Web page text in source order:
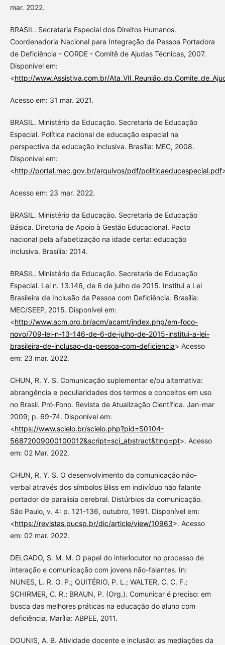
mar. 2022.
BRASIL. Secretaria Especial dos Direitos Humanos.
Coordenadoria Nacional para Integração da Pessoa Portadora
de Deficiência - CORDE - Comitê de Ajudas Técnicas, 2007.
Disponível em:
<http://www.Assistiva.com.br/
Acesso em: 31 mar. 2021.
BRASIL. Ministério da Educação. Secretaria de Educação
Especial. Política nacional de educação especial na
perspectiva da educação inclusiva. Brasília: MEC, 2008.
Disponível em:
<http://portal.mec.gov.br/arquivos/pdf/politicaeducespecial.pdf
Acesso em: 23 mar. 2022.
BRASIL. Ministério da Educação. Secretaria de Educação
Básica. Diretoria de Apoio à Gestão Educacional. Pacto
nacional pela alfabetização na idade certa: educação
inclusiva. Brasília: 2014.
BRASIL. Ministério da Educação. Secretaria de Educação
Especial. Lei n. 13.146, de 6 de julho de 2015. Institui a Lei
Brasileira de Inclusão da Pessoa com Deficiência. Brasília:
MEC/SEEP, 2015. Disponível em:
<http://www.acm.org.br/acm/acamt/index.php/em-foco-
novo/709-lei-n-13-146-de-6-de-julho-de-2015-institui-a-lei-
brasileira-de-inclusao-da-pessoa-com-deficiencia> Acesso
em: 23 mar. 2022.
CHUN, R. Y. S. Comunicação suplementar e/ou alternativa:
abrangência e peculiaridades dos termos e conceitos em uso
no Brasil. Pró-Fono. Revista de Atualização Científica. Jan-mar
2009; p. 69-74. Disponível em:
<https://www.scielo.br/scielo.php?pid=S0104-
56872009000100012&script=sci_abstract&tlng=pt>. Acesso
em: 02 Mar. 2022.
CHUN, R. Y. S. O desenvolvimento da comunicação não-
verbal através dos símbolos Bliss em indivíduo não falante
portador de paralisia cerebral. Distúrbios da comunicação.
São Paulo, v. 4: p. 121-136, outubro, 1991. Disponível em:
<https://revistas.pucsp.br/dic/article/view/10963>. Acesso
em: 02 mar. 2022.
DELGADO, S. M. M. O papel do interlocutor no processo de
interação e comunicação com jovens não-falantes. In:
NUNES, L. R. O. P.; QUITÉRIO, P. L.; WALTER, C. C. F.;
SCHIRMER, C. R.; BRAUN, P. (Org.). Comunicar é preciso: em
busca das melhores práticas na educação do aluno com
deficiência. Marília: ABPEE, 2011.
DOUNIS, A. B. Atividade docente e inclusão: as mediações da